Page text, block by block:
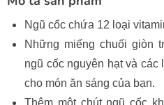
Ngũ cốc chứa 12 loại
Những miếng chuối giòn
ngũ cốc nguyên hạt và
cho món ăn sáng của bạn.
Thêm một chút ngũ cốc